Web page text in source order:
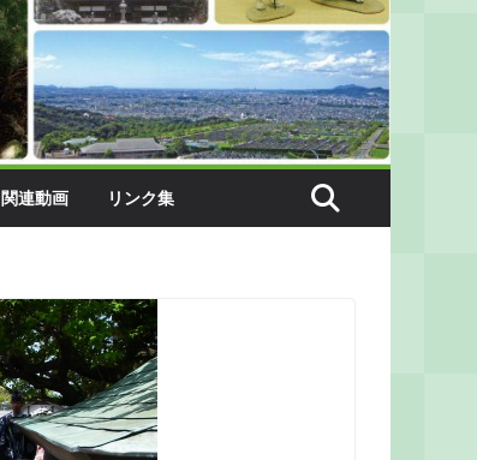
関連動画 リンク集